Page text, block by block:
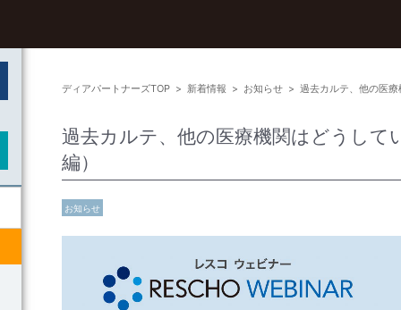
ディアパートナーズTOP > 新着情報 > お知らせ > 過去カルテ、他の医
過去カルテ、他の医療機関はどうして
編）
お知らせ